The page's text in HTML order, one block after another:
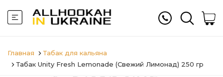
Главная
Табак для кальяна
Табак Unity Fresh Lemonade (Свежий Лимонад) 250 гр